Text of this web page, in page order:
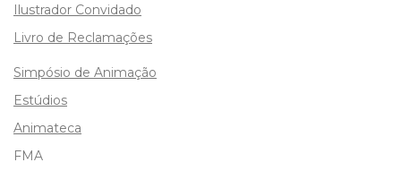
Ilustrador Convidado
Livro de Reclamações
Simpósio de Animação
Estúdios
Animateca
FMA